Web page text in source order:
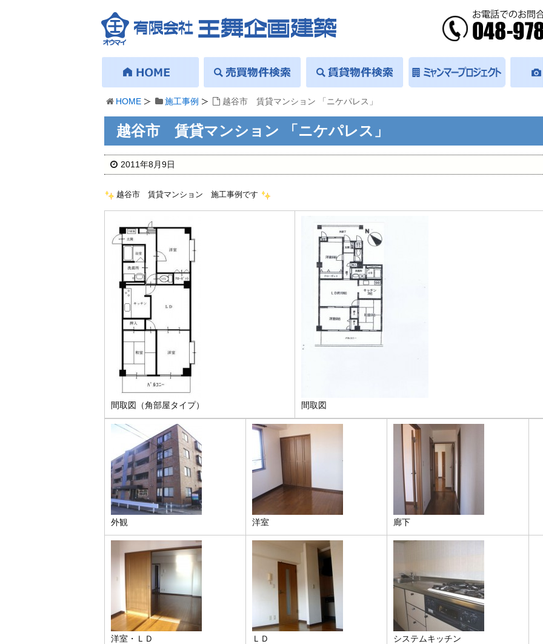
HOME 施工事例 越谷市 賃貸マンション 「ニケパレス」
越谷市 賃貸マンション 「ニケパレス」
2011年8月9日
越谷市 賃貸マンション 施工事例です
間取図（角部屋タイプ） 間取図
外観 洋室 廊下
洋室・ＬＤ ＬＤ システムキッチン